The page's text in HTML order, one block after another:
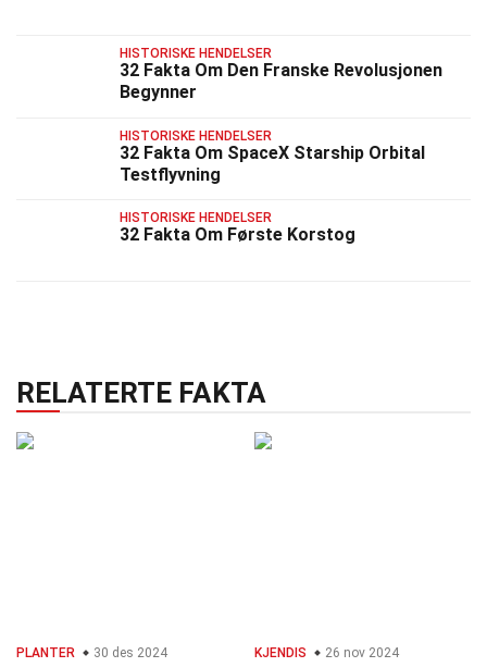
HISTORISKE HENDELSER
32 Fakta Om Den Franske Revolusjonen
Begynner
HISTORISKE HENDELSER
32 Fakta Om SpaceX Starship Orbital
Testflyvning
HISTORISKE HENDELSER
32 Fakta Om Første Korstog
RELATERTE FAKTA
PLANTER 30 des 2024 KJENDIS 26 nov 2024